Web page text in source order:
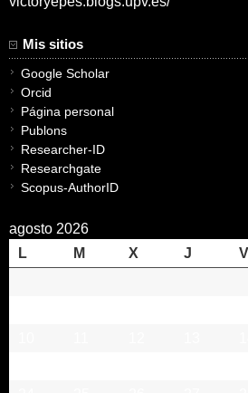
Mis sitios
Google Scholar
Orcid
Página personal
Publons
Researcher-ID
Researchgate
Scopus-AuthorID
agosto 2026
L
M X J V